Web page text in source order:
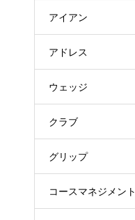
アイアン
アドレス
ウェッジ
クラブ
グリップ
コースマネジメント